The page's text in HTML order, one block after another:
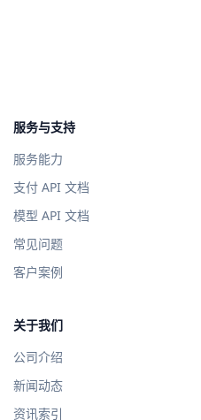
服务与支持
服务能力
支付 API 文档
模型 API 文档
常见问题
客户案例
关于我们
公司介绍
新闻动态
资讯索引